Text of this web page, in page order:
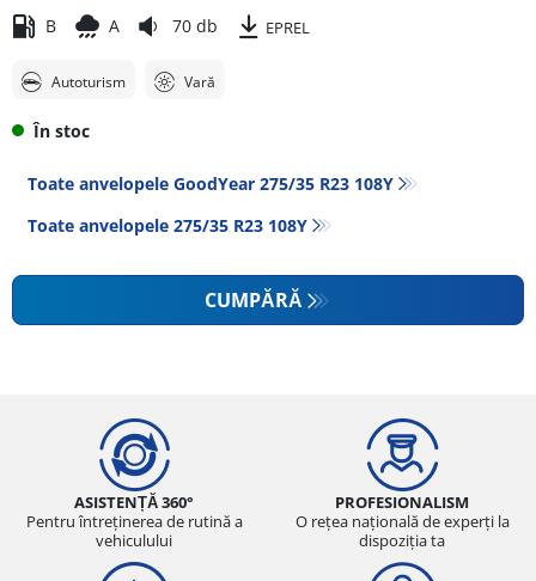
B A 70 db EPREL
Autoturism Vară
În stoc
Toate anvelopele GoodYear 275/35 R23 108Y
Toate anvelopele‎ 275/35 R23 108Y
CUMPĂRĂ
ASISTENȚĂ 360°
Pentru întreținerea de rutină a
vehiculului
PROFESIONALISM
O rețea națională de experți la
dispoziția ta